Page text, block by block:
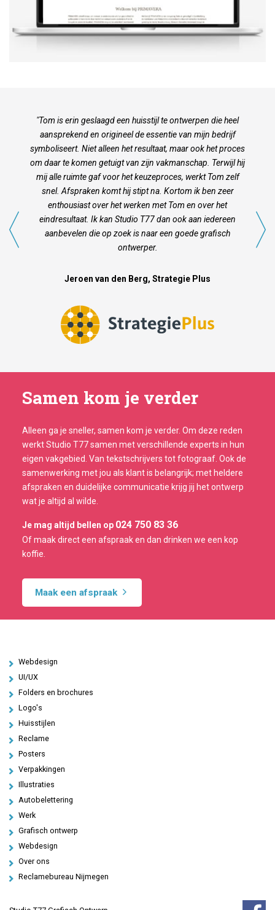
"Tom is erin geslaagd een huisstijl te ontwerpen die heel
aansprekend en origineel de essentie van mijn bedrijf
symboliseert. Niet alleen het resultaat, maar ook het proces
om daar te komen getuigt van zijn vakmanschap. Terwijl hij
mij alle ruimte gaf voor het keuzeproces, werkt Tom zelf
snel. Afspraken komt hij stipt na. Kortom ik ben zeer
enthousiast over het werken met Tom en over het
eindresultaat. Ik kan Studio T77 dan ook aan iedereen
aanbevelen die op zoek is naar een goede grafisch
ontwerper.
Jeroen van den Berg, Strategie Plus
Samen kom je verder
Alleen ga je sneller, samen kom je verder. Om deze reden
werkt Studio T77 samen met verschillende experts in hun
eigen vakgebied. Van tekstschrijvers tot fotograaf. Ook de
samenwerking met jou als klant is belangrijk; met heldere
afspraken en duidelijke communicatie krijg jij het ontwerp
wat je altijd al wilde.
Je mag altijd bellen op 024 750 83 36
Of maak direct een afspraak en dan drinken we een kop
koffie.
Maak een afspraak
Webdesign
UI/UX
Folders en brochures
Logo's
Huisstijlen
Reclame
Posters
Verpakkingen
Illustraties
Autobelettering
Werk
Grafisch ontwerp
Webdesign
Over ons
Reclamebureau Nijmegen